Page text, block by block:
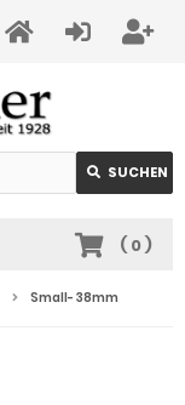
SUCHEN
( 0)
Small- 38mm